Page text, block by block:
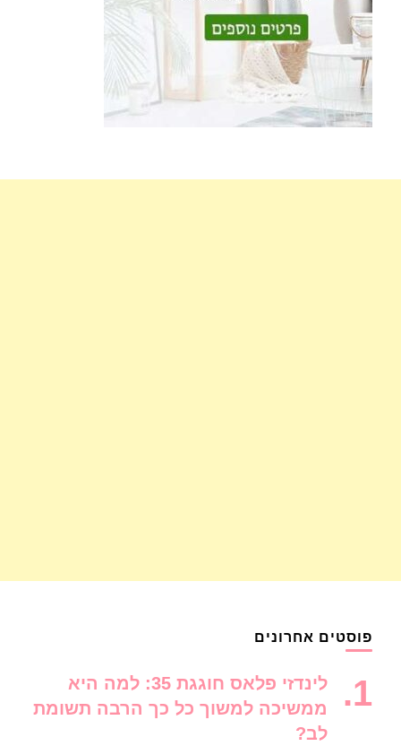
פוסטים אחרונים
לינדזי פלאס חוגגת 35: למה היא
ממשיכה למשוך כל כך הרבה תשומת
לב?